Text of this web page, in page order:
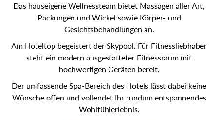
Das hauseigene Wellnessteam bietet Massagen aller Art,
Packungen und Wickel sowie Körper- und
Gesichtsbehandlungen an.
Am Hoteltop begeistert der Skypool. Für Fitnessliebhaber
steht ein modern ausgestatteter Fitnessraum mit
hochwertigen Geräten bereit.
Der umfassende Spa-Bereich des Hotels lässt dabei keine
Wünsche offen und vollendet Ihr rundum entspannendes
Wohlfühlerlebnis.